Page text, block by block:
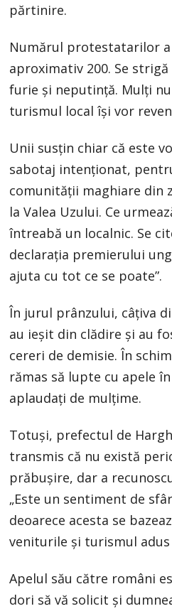
părtinire.
Numărul protestatarilor
aproximativ 200. Se
furie și neputință. Mulți
turismul local își vor
Unii susțin chiar că este
sabotaj intenționat,
comunității maghiare din
la Valea Uzului. Ce
întreabă un localnic. Se
declarația premierului
ajuta cu tot ce se poate”.
În jurul prânzului, câțiva
au ieșit din clădire și au
cereri de demisie. În
rămas să lupte cu apele
aplaudați de mulțime.
Totuși, prefectul de
transmis că nu există
prăbușire, dar a
„Este un sentiment de
deoarece acesta se
veniturile și turismul adus
Apelul său către români
dori să vă solicit și